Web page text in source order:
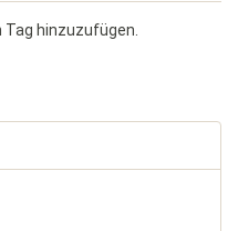
hinzuzufügen.